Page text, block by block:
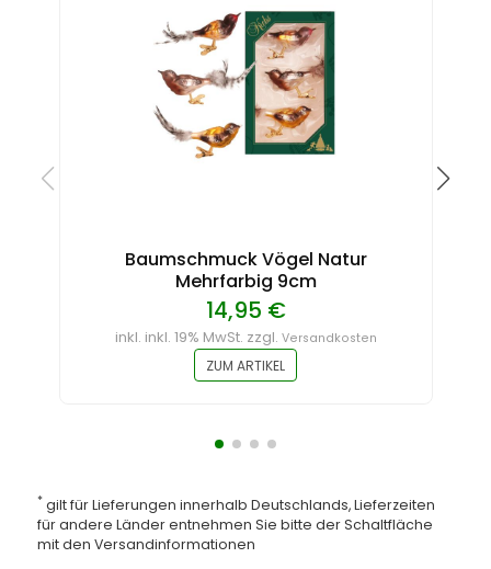
Baumschmuck Vögel Natur
Mehrfarbig 9cm
14,95 €
inkl. inkl. 19% MwSt. zzgl. Versandkosten
ZUM ARTIKEL
*gilt für Lieferungen innerhalb Deutschlands, Lieferzeiten
für andere Länder entnehmen Sie bitte der Schaltfläche
mit den Versandinformationen